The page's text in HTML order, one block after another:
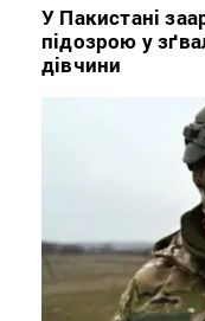
У Пакистані
підозрою у
дівчини